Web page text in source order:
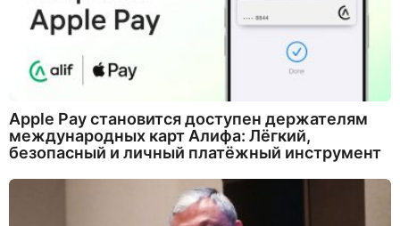
Apple Pay становится доступен держателям
международных карт Алифа: Лёгкий,
безопасный и личный платёжный инструмент